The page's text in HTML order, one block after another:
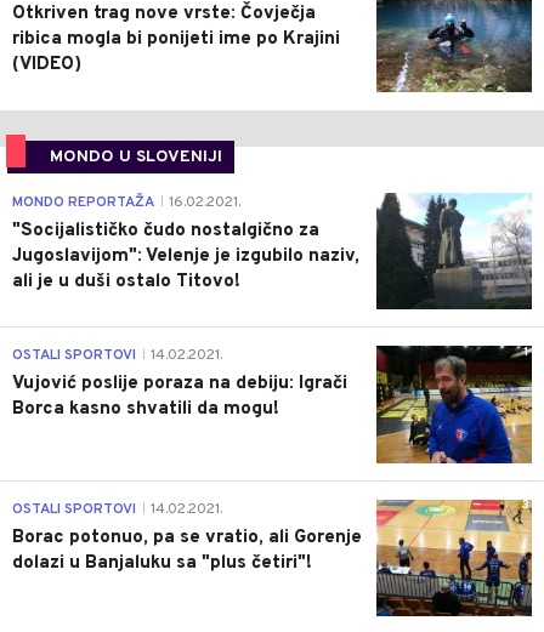
Otkriven trag nove vrste: Čovječja
ribica mogla bi ponijeti ime po Krajini
(VIDEO)
MONDO U SLOVENIJI
4
MONDO REPORTAŽA 16.02.2021.
"Socijalističko čudo nostalgično za
Jugoslavijom": Velenje je izgubilo naziv,
ali je u duši ostalo Titovo!
1
OSTALI SPORTOVI 14.02.2021.
Vujović poslije poraza na debiju: Igrači
Borca kasno shvatili da mogu!
3
OSTALI SPORTOVI 14.02.2021.
Borac potonuo, pa se vratio, ali Gorenje
dolazi u Banjaluku sa "plus četiri"!